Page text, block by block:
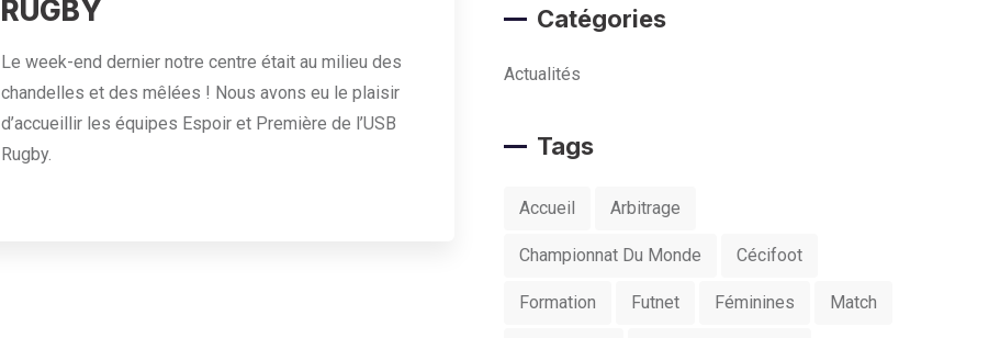
RUGBY
Le week-end dernier notre centre était au milieu des
chandelles et des mêlées ! Nous avons eu le plaisir
d’accueillir les équipes Espoir et Première de l’USB
Rugby.
Catégories
Actualités
Tags
Accueil Arbitrage
Championnat Du Monde Cécifoot
Formation Futnet Féminines Match